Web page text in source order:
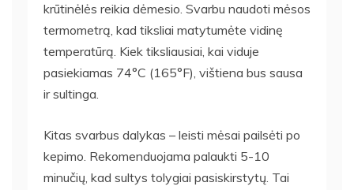
krūtinėlės reikia dėmesio. Svarbu naudoti mėsos
termometrą, kad tiksliai matytumėte vidinę
temperatūrą. Kiek tiksliausiai, kai viduje
pasiekiamas 74°C (165°F), vištiena bus sausa
ir sultinga.
Kitas svarbus dalykas – leisti mėsai pailsėti po
kepimo. Rekomenduojama palaukti 5-10
minučių, kad sultys tolygiai pasiskirstytų. Tai